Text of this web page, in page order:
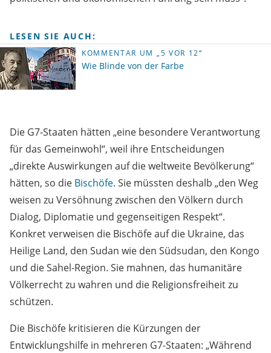
LESEN SIE AUCH:
KOMMENTAR UM „5 VOR 12“
Wie Blinde von der Farbe
Die G7-Staaten hätten „eine besondere Verantwortung
für das Gemeinwohl“, weil ihre Entscheidungen
„direkte Auswirkungen auf die weltweite Bevölkerung“
hätten, so die Bischöfe. Sie müssten deshalb „den Weg
weisen zu Versöhnung zwischen den Völkern durch
Dialog, Diplomatie und gegenseitigen Respekt“.
Konkret verweisen die Bischöfe auf die Ukraine, das
Heilige Land, den Sudan wie den Südsudan, den Kongo
und die Sahel-Region. Sie mahnen, das humanitäre
Völkerrecht zu wahren und die Religionsfreiheit zu
schützen.
Die Bischöfe kritisieren die Kürzungen der
Entwicklungshilfe in mehreren G7-Staaten: „Während